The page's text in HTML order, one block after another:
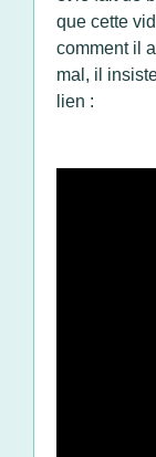
que cette
comment il
mal, il
lien :